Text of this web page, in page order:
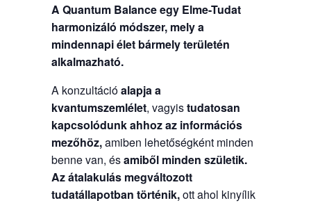
A Quantum Balance egy Elme-Tudat
harmonizáló módszer, mely a
mindennapi élet bármely területén
alkalmazható.
A konzultációalapja a
kvantumszemlélet, vagyistudatosan
kapcsolódunk ahhoz az információs
mezőhöz,amiben lehetőségként minden
benne van, ésamiből minden születik.
Az átalakulás megváltozott
tudatállapotban történik,ott ahol kinyílik